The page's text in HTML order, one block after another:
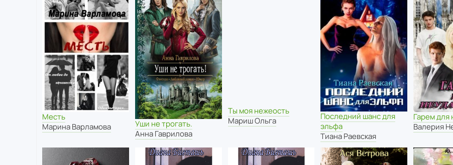
Месть
Марина Варламова
Уши не трогать.
Анна Гаврилова
Ты моя нежеость
Мариш Ольга
Последний шанс для
эльфа
Тиана Раевская
Гарем для
Валерия